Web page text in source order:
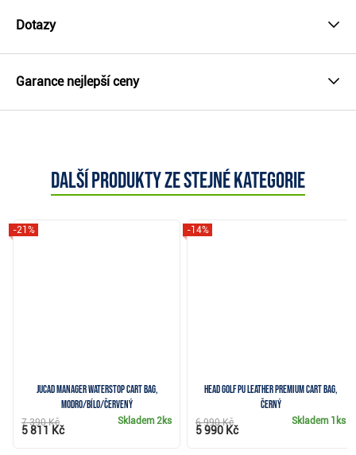
Dotazy
Garance nejlepší ceny
Další produkty ze stejné kategorie
JuCad Manager Waterstop cart bag,
modro/bílo/červený
-21%
Skladem2ks
7 390 Kč
5 811 Kč
Head Golf PU Leather Premium cart bag,
černý
-14%
Skladem 1ks
6 990 Kč
5 990 Kč